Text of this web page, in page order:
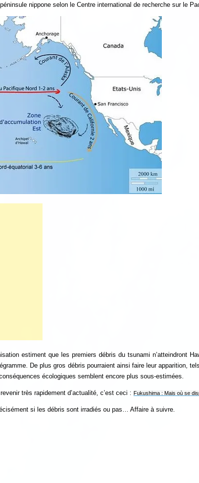
nippone selon le Centre international de recherche sur le
estiment que les premiers débris du tsunami n’atteindront
De plus gros débris pourraient ainsi faire leur apparition,
écologiques semblent encore plus sous-estimées.
très rapidement d’actualité, c’est ceci :Fukushima : Mais où se
si les débris sont irradiés ou pas… Affaire à suivre.